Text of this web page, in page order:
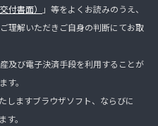
付書面）
」等をよくお読みのうえ、
理解いただきご自身の判断にてお取
及び電子決済手段を利用することが
す。
しますブラウザソフト、ならびに
。